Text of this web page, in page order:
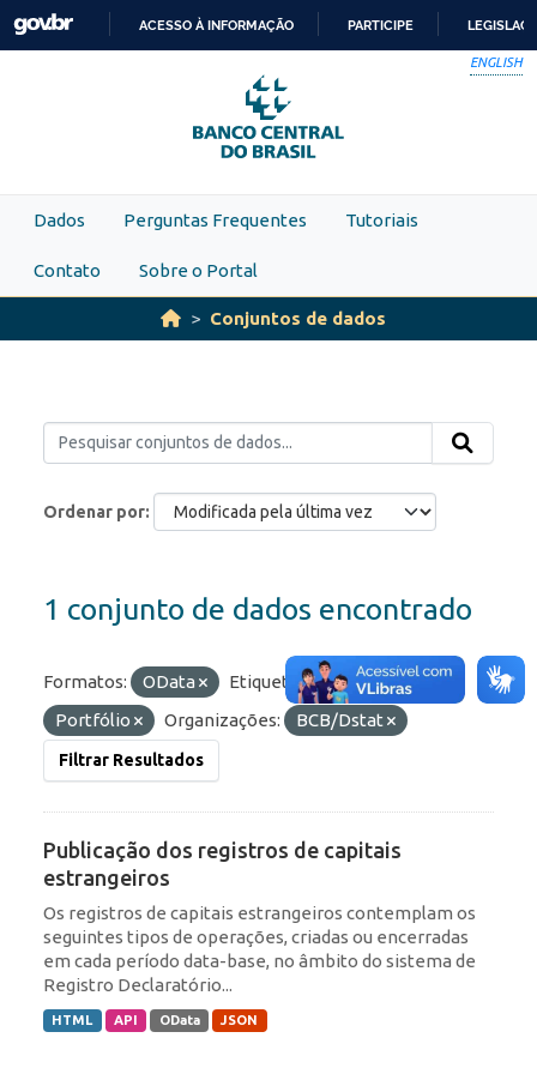
Skip to main content
PARA
O
CONTEÚDO
ACESSO À INFORMAÇÃO PARTICIPE
ENGLISH
Dados Perguntas Frequentes Tutoriais
Contato Sobre o Portal
Conjuntos de dados
Ordenar por
1 conjunto de dados encontrado
Formatos: OData Etiquetas: IED
RDE
Portfólio
Organizações: BCB/Dstat
Filtrar Resultados
Publicação dos registros de capitais
estrangeiros
Os registros de capitais estrangeiros contemplam os
seguintes tipos de operações, criadas ou encerradas
em cada período data-base, no âmbito do sistema de
Registro Declaratório...
HTML API OData JSON